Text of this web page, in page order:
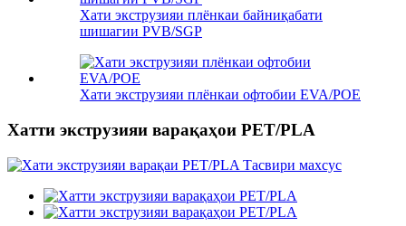
Хати экструзияи плёнкаи байниқабати
шишагии PVB/SGP
Хати экструзияи плёнкаи офтобии EVA/POE
Хатти экструзияи варақаҳои PET/PLA